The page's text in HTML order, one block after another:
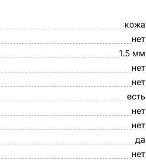
кожа
нет
1.5 мм
нет
нет
есть
нет
нет
да
нет